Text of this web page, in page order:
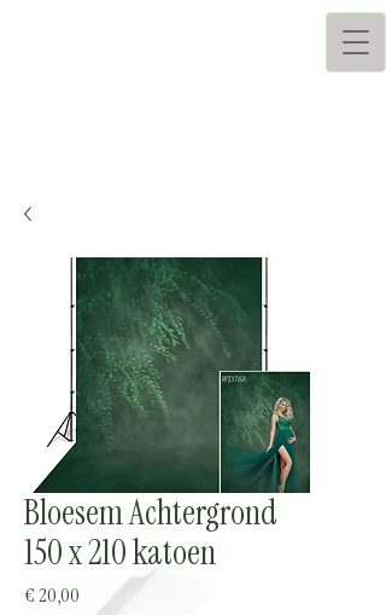
Bloesem Achtergrond
150 x 210 katoen
€ 20,00